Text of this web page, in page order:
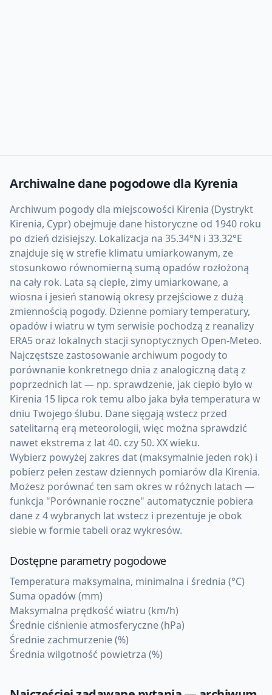
Archiwalne dane pogodowe dla Kyrenia
Archiwum pogody dla miejscowości Kirenia (Dystrykt
Kirenia, Cypr) obejmuje dane historyczne od 1940 roku
po dzień dzisiejszy. Lokalizacja na 35.34°N i 33.32°E
znajduje się w strefie klimatu umiarkowanym, ze
stosunkowo równomierną sumą opadów rozłożoną
na cały rok. Lata są ciepłe, zimy umiarkowane, a
wiosna i jesień stanowią okresy przejściowe z dużą
zmiennością pogody. Dzienne pomiary temperatury,
opadów i wiatru w tym serwisie pochodzą z reanalizy
ERA5 oraz lokalnych stacji synoptycznych Open-Meteo.
Najczęstsze zastosowanie archiwum pogody to
porównanie konkretnego dnia z analogiczną datą z
poprzednich lat — np. sprawdzenie, jak ciepło było w
Kirenia 15 lipca rok temu albo jaka była temperatura w
dniu Twojego ślubu. Dane sięgają wstecz przed
satelitarną erą meteorologii, więc można sprawdzić
nawet ekstrema z lat 40. czy 50. XX wieku.
Wybierz powyżej zakres dat (maksymalnie jeden rok) i
pobierz pełen zestaw dziennych pomiarów dla Kirenia.
Możesz porównać ten sam okres w różnych latach —
funkcja "Porównanie roczne" automatycznie pobiera
dane z 4 wybranych lat wstecz i prezentuje je obok
siebie w formie tabeli oraz wykresów.
Dostępne parametry pogodowe
Temperatura maksymalna, minimalna i średnia (°C)
Suma opadów (mm)
Maksymalna prędkość wiatru (km/h)
Średnie ciśnienie atmosferyczne (hPa)
Średnie zachmurzenie (%)
Średnia wilgotność powietrza (%)